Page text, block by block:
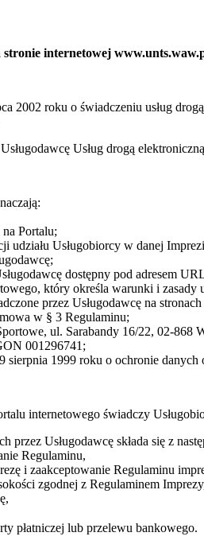
stronie internetowej
2002 roku o świadczeniu usług
Usług drogą
Portalu;
udziału Usługobiorcy w danej
dostępny pod adresem
który określa warunki i zasady
przez Usługodawcę na
w § 3 Regulaminu;
ul. Sarabandy 16/22, 02-868
001296741;
sierpnia 1999 roku o ochronie
internetowego świadczy
przez Usługodawcę składa się z
Regulaminu,
i zaakceptowanie Regulaminu
zgodnej z Regulaminem
płatniczej lub przelewu bankowego.